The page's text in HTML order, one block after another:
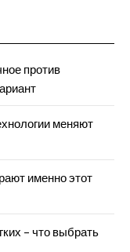
против
меняют
именно этот
– что выбрать